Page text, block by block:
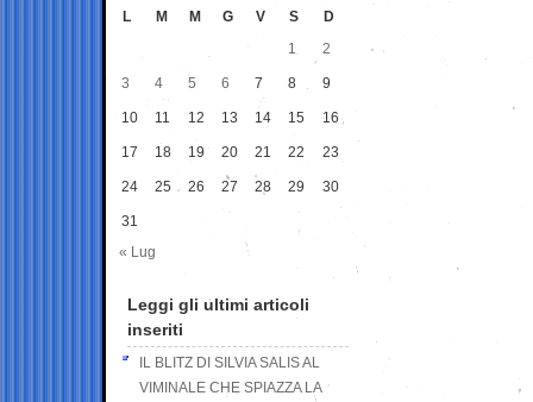
L M M G V S
D
1
2
3 4 5 6 7 8 9
10 11 12 13 14 15 16
17 18 19 20 21 22 23
24 25 26 27 28 29 30
31
« Lug
Leggi gli ultimi articoli
inseriti
IL BLITZ DI SILVIA SALIS AL
VIMINALE CHE SPIAZZA LA